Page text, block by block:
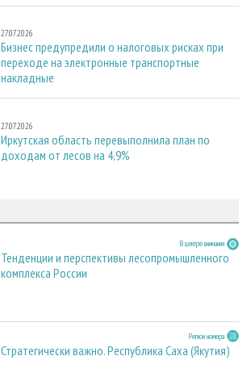
27.07.2026
Бизнес предупредили о налоговых рисках при
переходе на электронные транспортные
накладные
27.07.2026
Иркутская область перевыполнила план по
доходам от лесов на 4,9%
В центре внимания
Тенденции и перспективы лесопромышленного
комплекса России
Регион номера
Стратегически важно. Республика Саха (Якутия)